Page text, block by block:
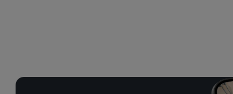
Planes nutricionales adaptados a tu objetivo 🎯